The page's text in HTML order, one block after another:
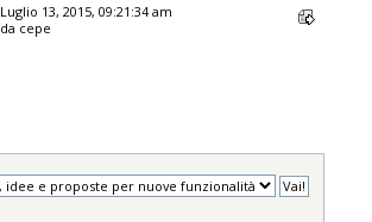
Luglio 13, 2015, 09:21:34 am
da cepe